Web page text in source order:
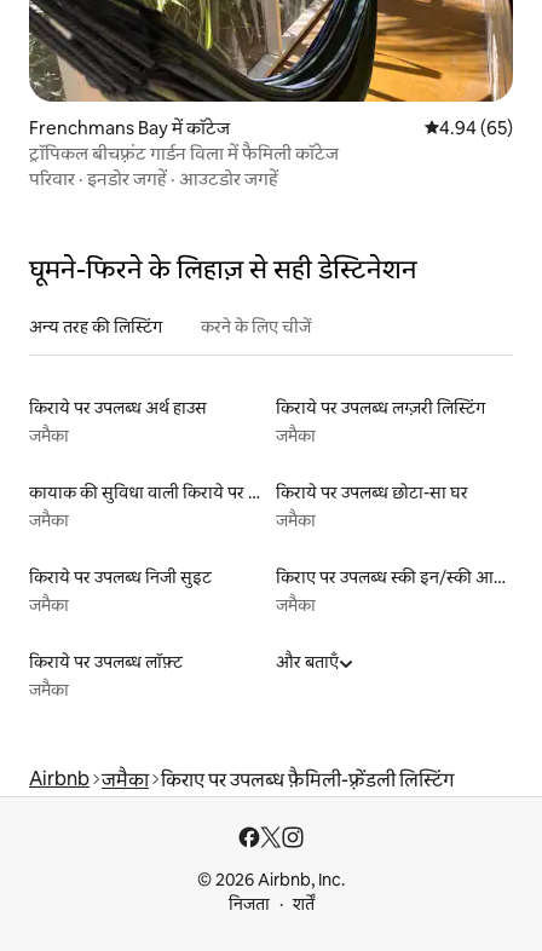
Frenchmans Bay में कॉटेज औसत रेटिंग 5 में
4.94 (65)
ट्रॉपिकल बीचफ़्रंट गार्डन विला में फैमिली कॉटेज
परिवार ·इनडोर जगहें · आउटडोर जगहें
घूमने-फिरने के लिहाज़ से सही डेस्टिनेशन
अन्य तरह की लिस्टिंग करने के लिए चीजें
किराये पर उपलब्ध अर्थ हाउस
जमैका
किराये पर उपलब्ध लग्ज़री लिस्टिंग
जमैका
कायाक की सुविधा वाली किराये पर उपलब्ध लिस्टिंग
जमैका
किराये पर उपलब्ध छोटा-सा घर
जमैका
किराये पर उपलब्ध निजी सुइट
जमैका
किराए पर उपलब्ध स्की इन/स्की आउट लिस्टिंग
जमैका
किराये पर उपलब्ध लॉफ़्ट
जमैका
और बताएँ
Airbnb जमैका किराए पर उपलब्ध फ़ैमिली-फ़्रेंडली लिस्टिंग
© 2026 Airbnb, Inc.
निजता
शर्तें